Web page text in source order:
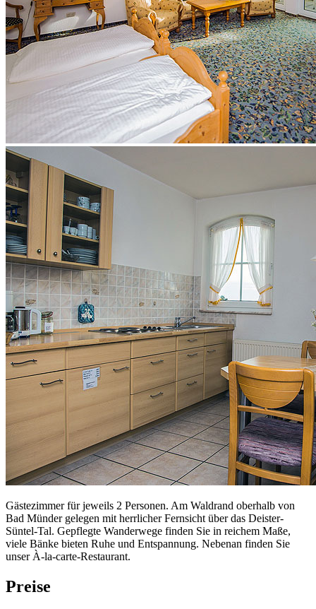
Gästezimmer für jeweils 2 Personen. Am Waldrand oberhalb von
Bad Münder gelegen mit herrlicher Fernsicht über das Deister-
Süntel-Tal. Gepflegte Wanderwege finden Sie in reichem Maße,
viele Bänke bieten Ruhe und Entspannung. Nebenan finden Sie
unser À-la-carte-Restaurant.
Preise